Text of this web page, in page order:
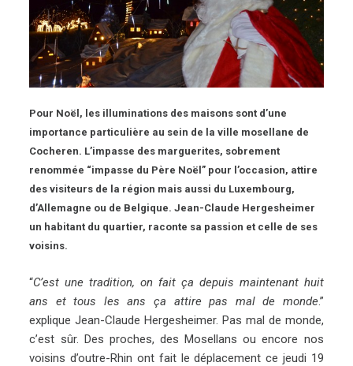
Pour Noël, les illuminations des maisons sont d’une
importance particulière au sein de la ville mosellane de
Cocheren. L’impasse des marguerites, sobrement
renommée “impasse du Père Noël” pour l’occasion, attire
des visiteurs de la région mais aussi du Luxembourg,
d’Allemagne ou de Belgique. Jean-Claude Hergesheimer
un habitant du quartier, raconte sa passion et celle de ses
voisins.
“C’est une tradition, on fait ça depuis maintenant huit
ans et tous les ans ça attire pas mal de monde.”
explique Jean-Claude Hergesheimer. Pas mal de monde,
c’est sûr. Des proches, des Mosellans ou encore nos
voisins d’outre-Rhin ont fait le déplacement ce jeudi 19